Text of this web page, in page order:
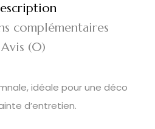
complémentaires
Avis (0)
idéale pour une déco
d’entretien.